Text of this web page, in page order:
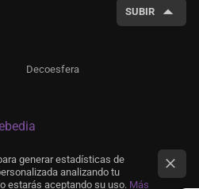
SUBIR
Decoesfera
generar estadísticas de
analizando tu
estarás aceptando su uso. Más